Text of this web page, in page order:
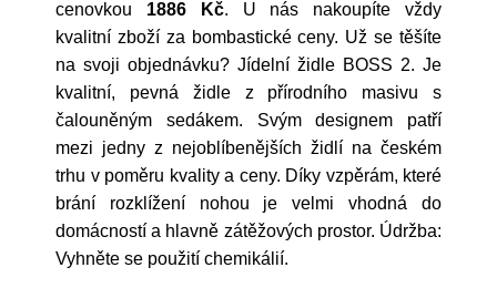
cenovkou 1886 Kč. U nás nakoupíte vždy
kvalitní zboží za bombastické ceny. Už se těšíte
na svoji objednávku? Jídelní židle BOSS 2. Je
kvalitní, pevná židle z přírodního masivu s
čalouněným sedákem. Svým designem patří
mezi jedny z nejoblíbenějších židlí na českém
trhu v poměru kvality a ceny. Díky vzpěrám, které
brání rozklížení nohou je velmi vhodná do
domácností a hlavně zátěžových prostor. Údržba:
Vyhněte se použití chemikálií.